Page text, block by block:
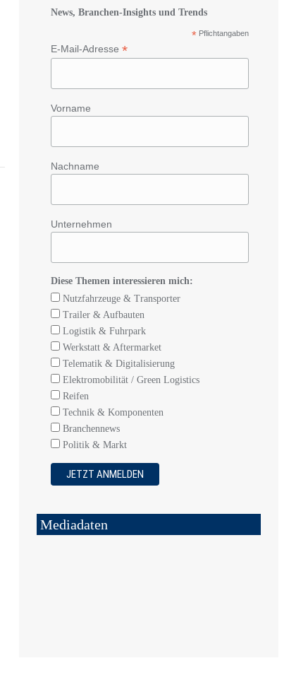
News, Branchen-Insights und Trends
* Pflichtangaben
E-Mail-Adresse *
Vorname
Nachname
Unternehmen
Diese Themen interessieren mich:
Nutzfahrzeuge & Transporter
Trailer & Aufbauten
Logistik & Fuhrpark
Werkstatt & Aftermarket
Telematik & Digitalisierung
Elektromobilität / Green Logistics
Reifen
Technik & Komponenten
Branchennews
Politik & Markt
Mediadaten